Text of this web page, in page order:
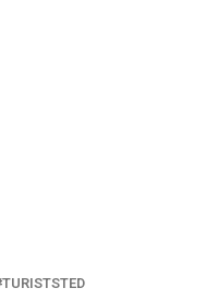
TURISTSTED